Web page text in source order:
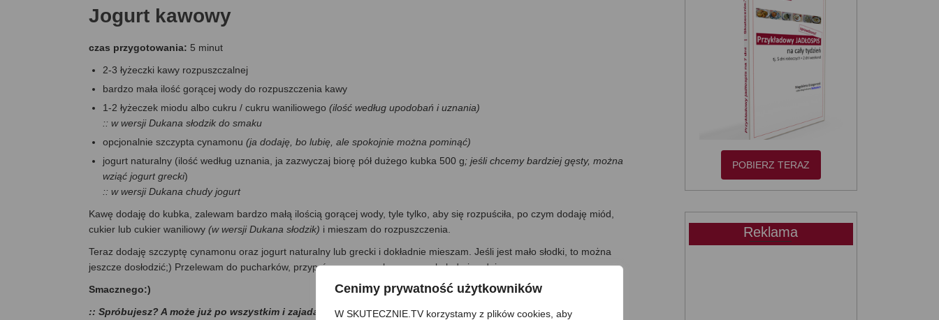
Cenimy prywatność użytkowników
W SKUTECZNIE.TV korzystamy z plików cookies, aby
Jogurt kawowy
czas przygotowania: 5 minut
2-3 łyżeczki kawy rozpuszczalnej
bardzo mała ilość gorącej wody do rozpuszczenia kawy
1-2 łyżeczek miodu albo cukru / cukru waniliowego (ilość według upodobań i uznania)
:: w wersji Dukana słodzik do smaku
opcjonalnie szczypta cynamonu (ja dodaję, bo lubię, ale spokojnie można pominąć)
jogurt naturalny (ilość według uznania, ja zazwyczaj biorę pół dużego kubka 500 g; jeśli chcemy bardziej gęsty, można
wziąć jogurt grecki)
:: w wersji Dukana chudy jogurt
Kawę dodaję do kubka, zalewam bardzo małą ilością gorącej wody, tyle tylko, aby się rozpuściła, po czym dodaję miód,
cukier lub cukier waniliowy (w wersji Dukana słodzik) i mieszam do rozpuszczenia.
Teraz dodaję szczyptę cynamonu oraz jogurt naturalny lub grecki i dokładnie mieszam. Jeśli jest mało słodki, to można
jeszcze dosłodzić;) Przelewam do pucharków, przyprószam sproszkowaną czekoladą i podaję.
Smacznego:)
:: Spróbujesz? A może już po wszystkim i zajadasz się… ze smakiem:)?
POBIERZ TERAZ
Reklama